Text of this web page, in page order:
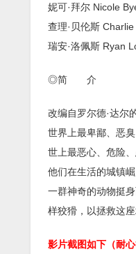
妮可·拜尔 Nicole
查理·贝伦斯
瑞安·洛佩斯 Ryan
◎简 介
改编自罗尔德·达尔
世界上最卑鄙、恶
世上最恶心、危险
他们在生活的城镇
一群神奇的动物挺
样狡猾，以拯救这座
影片截图如下（耐